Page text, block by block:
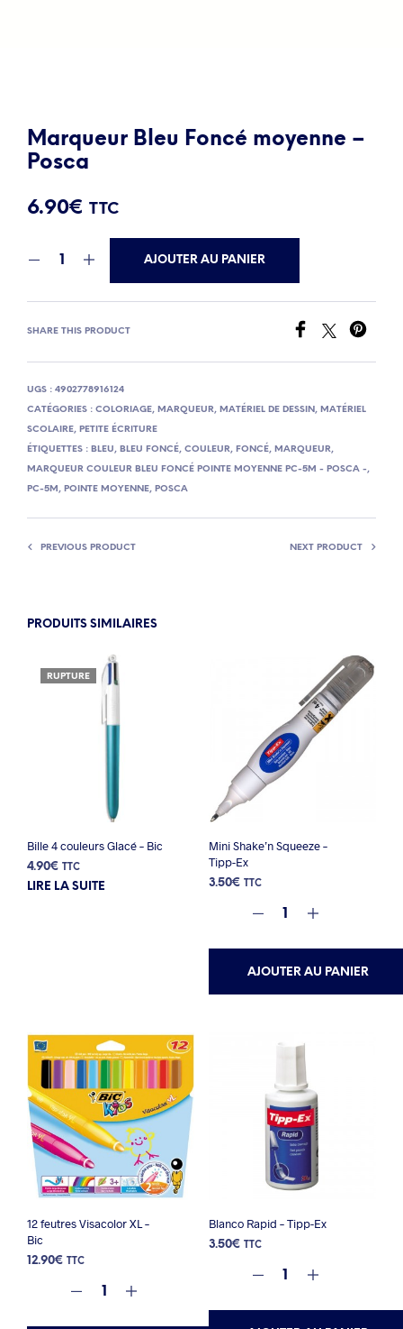
Marqueur Bleu Foncé moyenne –
Posca
6.90€ TTC
AJOUTER AU PANIER
SHARE THIS PRODUCT
UGS : 4902778916124
CATÉGORIES : COLORIAGE, MARQUEUR, MATÉRIEL DE DESSIN , MATÉRIEL
SCOLAIRE, PETITE ÉCRITURE
ÉTIQUETTES : BLEU, BLEU FONCÉ, COULEUR, FONCÉ, MARQUEUR,
MARQUEUR COULEUR BLEU FONCÉ POINTE MOYENNE PC-5M - POSCA -,
PC-5M , POINTE MOYENNE, POSCA
PREVIOUS PRODUCT NEXT PRODUCT
PRODUITS SIMILAIRES
RUPTURE
Bille 4 couleurs Glacé – Bic
4.90€ TTC
LIRE LA SUITE
Mini Shake’n Squeeze –
Tipp-Ex
3.50€ TTC
AJOUTER AU PANIER
12 feutres Visacolor XL –
Bic
12.90€ TTC
Blanco Rapid – Tipp-Ex
3.50€ TTC